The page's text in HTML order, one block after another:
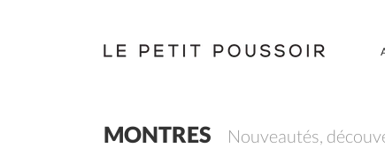
MONTRES Nouveautés,